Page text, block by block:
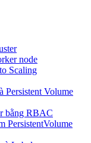
node
Scaling
Persistent Volume
bằng RBAC
PersistentVolume